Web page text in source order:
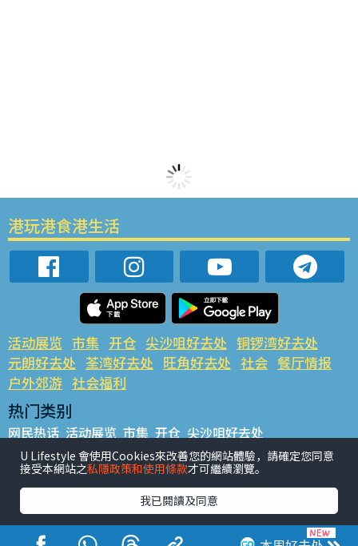
港玩港食港生活
活动展览 市集 开仓 尖沙咀好去处 铜锣湾好去处
元朗好去处 荃湾好去处 旺角好去处 社会 餐厅情报
户外郊游 社会福利
热门类别
网民热话 活动展览 市集 开仓 尖沙咀好去处
铜锣湾好去处 元朗好去处 荃湾好去处 旺角好去处 社会
餐厅情报 户外郊游
热门标签
#UGO揾好去处 #人气活动推介 #美食社群热话
#亲子玩乐好去处
#ULifestyle应用程式 #限时抢
U Lifestyle 會使用Cookies來改善您的網站體驗，請確定您同意
接受本網站之私隱政策和使用條款才可繼續瀏覽。
我已閱讀及同意